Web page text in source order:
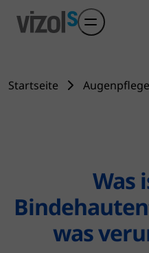
Startseite Augenpflege
Was
was